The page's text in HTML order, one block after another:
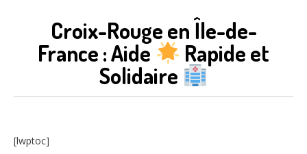
Croix-Rouge en Île-de-
France : Aide
Rapide et
Solidaire
[lwptoc]